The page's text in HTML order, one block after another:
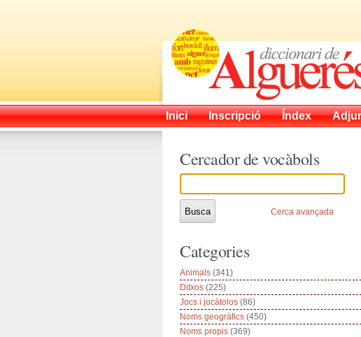
Inici Inscripció Índex
Cercador de vocàbols
Cerca avançada
Categories
Animals (341)
Ditxos (225)
Jocs i jocàtolos (86)
Noms geogràfics (450)
Noms propis (369)